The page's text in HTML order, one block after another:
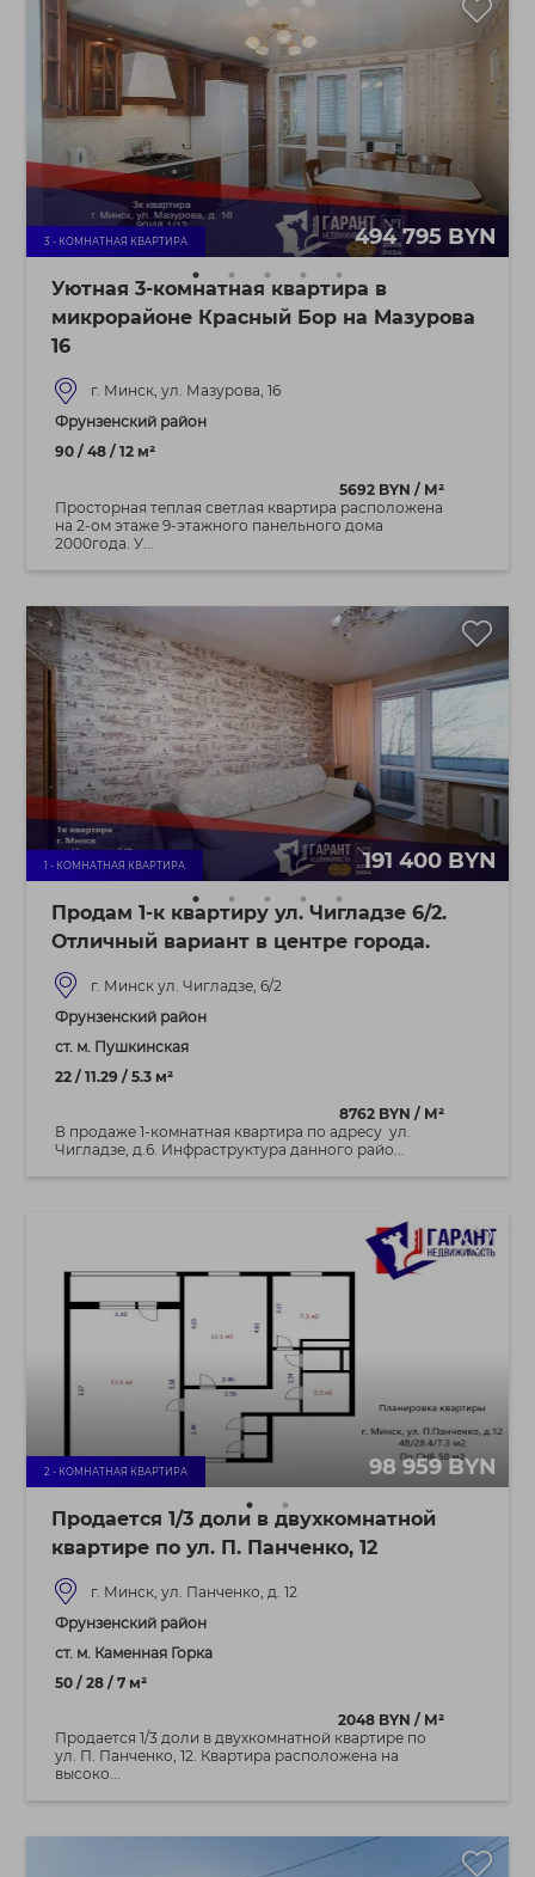
3 - КОМНАТНАЯ КВАРТИРА 494 795 BYN
Уютная 3-комнатная квартира в
микрорайоне Красный Бор на Мазурова
16
г. Минск, ул. Мазурова, 16
Фрунзенский район
90 / 48 / 12 м²
5692 BYN / М²
Просторная теплая светлая квартира расположена
на 2-ом этаже 9-этажного панельного дома
2000года. У...
1 - КОМНАТНАЯ КВАРТИРА 191 400 BYN
Продам 1-к квартиру ул. Чигладзе 6/2.
Отличный вариант в центре города.
г. Минск ул. Чигладзе, 6/2
Фрунзенский район
ст. м. Пушкинская
22 / 11.29 / 5.3 м²
8762 BYN / М²
В продаже 1-комнатная квартира по адресу ул.
Чигладзе, д.6. Инфраструктура данного райо...
2 - КОМНАТНАЯ КВАРТИРА 98 959 BYN
Продается 1/3 доли в двухкомнатной
квартире по ул. П. Панченко, 12
г. Минск, ул. Панченко, д. 12
Фрунзенский район
ст. м. Каменная Горка
50 / 28 / 7 м²
2048 BYN / М²
Продается 1/3 доли в двухкомнатной квартире по
ул. П. Панченко, 12. Квартира расположена на
высоко...